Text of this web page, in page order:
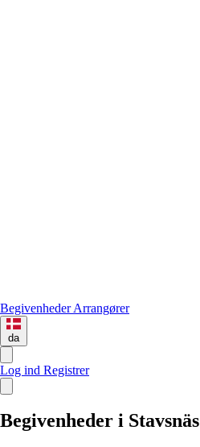
BegivenhederArrangører
da
Log ind Registrer
Begivenheder i Stavsnäs